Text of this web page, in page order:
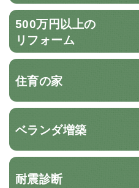
500万円以上の
リフォーム
住育の家
ベランダ増築
耐震診断